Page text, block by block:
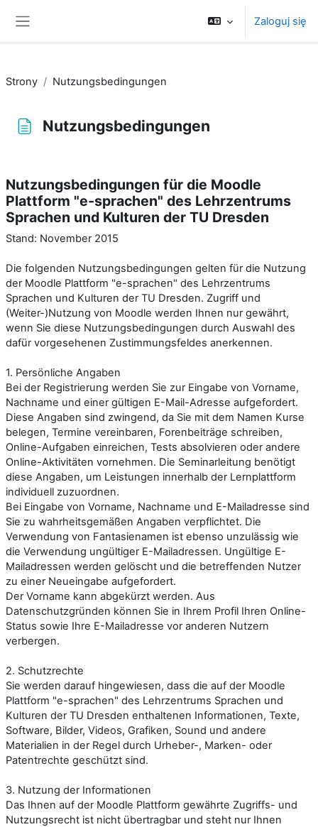
Zaloguj się
Strony Nutzungsbedingungen
Nutzungsbedingungen
Nutzungsbedingungen für die Moodle
Plattform "e-sprachen" des Lehrzentrums
Sprachen und Kulturen der TU Dresden
Stand: November 2015
Die folgenden Nutzungsbedingungen gelten für die Nutzung
der Moodle Plattform "e-sprachen" des Lehrzentrums
Sprachen und Kulturen der TU Dresden. Zugriff und
(Weiter-)Nutzung von Moodle werden Ihnen nur gewährt,
wenn Sie diese Nutzungsbedingungen durch Auswahl des
dafür vorgesehenen Zustimmungsfeldes anerkennen.
1. Persönliche Angaben
Bei der Registrierung werden Sie zur Eingabe von Vorname,
Nachname und einer gültigen E-Mail-Adresse aufgefordert.
Diese Angaben sind zwingend, da Sie mit dem Namen Kurse
belegen, Termine vereinbaren, Forenbeiträge schreiben,
Online-Aufgaben einreichen, Tests absolvieren oder andere
Online-Aktivitäten vornehmen. Die Seminarleitung benötigt
diese Angaben, um Leistungen innerhalb der Lernplattform
individuell zuzuordnen.
Bei Eingabe von Vorname, Nachname und E-Mailadresse sind
Sie zu wahrheitsgemäßen Angaben verpflichtet. Die
Verwendung von Fantasienamen ist ebenso unzulässig wie
die Verwendung ungültiger E-Mailadressen. Ungültige E-
Mailadressen werden gelöscht und die betreffenden Nutzer
zu einer Neueingabe aufgefordert.
Der Vorname kann abgekürzt werden. Aus
Datenschutzgründen können Sie in Ihrem Profil Ihren Online-
Status sowie Ihre E-Mailadresse vor anderen Nutzern
verbergen.
2. Schutzrechte
Sie werden darauf hingewiesen, dass die auf der Moodle
Plattform "e-sprachen" des Lehrzentrums Sprachen und
Kulturen der TU Dresden enthaltenen Informationen, Texte,
Software, Bilder, Videos, Grafiken, Sound und andere
Materialien in der Regel durch Urheber-, Marken- oder
Patentrechte geschützt sind.
3. Nutzung der Informationen
Das Ihnen auf der Moodle Plattform gewährte Zugriffs- und
Nutzungsrecht ist nicht übertragbar und steht nur Ihnen